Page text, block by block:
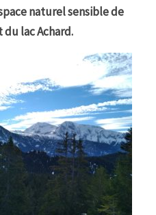
naturel sensible de
lac Achard.